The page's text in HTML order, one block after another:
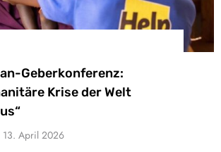
Geberkonferenz:
Krise der Welt
13. April 2026